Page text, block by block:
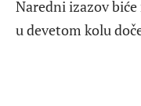
Naredni izazov
u devetom kolu